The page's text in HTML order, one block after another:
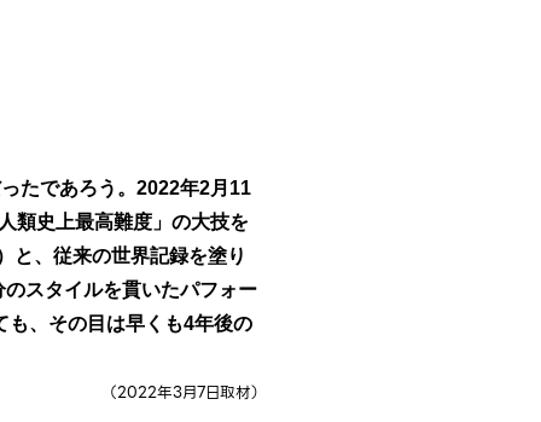
たであろう。2022年2月11
類史上最高難度」の大技を
と、従来の世界記録を塗り
スタイルを貫いたパフォー
も、その目は早くも4年後の
（2022年3月7日取材）